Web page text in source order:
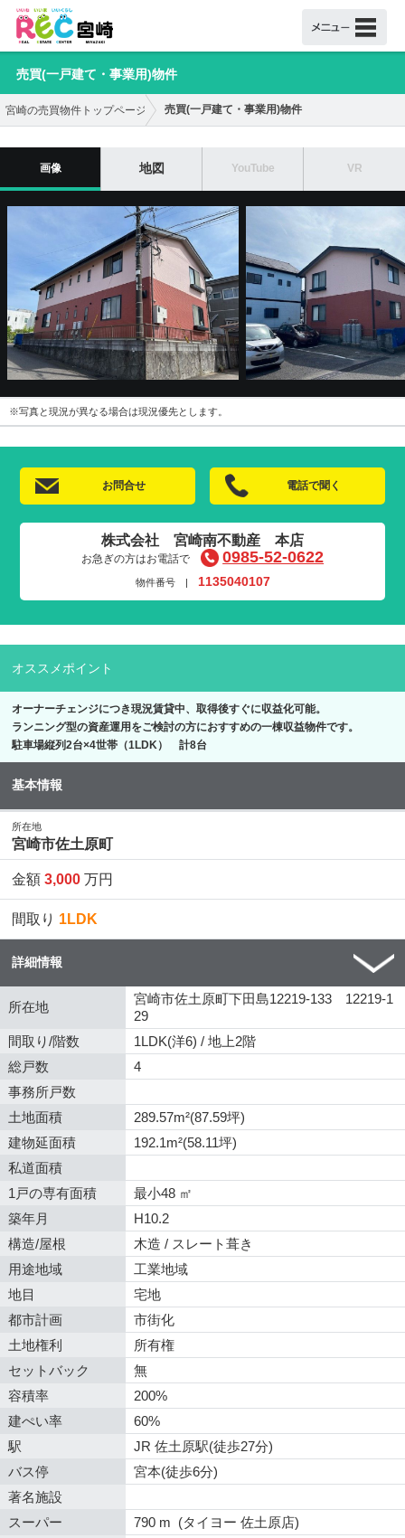
売買(一戸建て・事業用)物件
宮崎の売買物件トップページ 売買(一戸建て・事業用)物件
画像 地図 YouTube VR
※写真と現況が異なる場合は現況優先とします。
お問合せ 電話で聞く
株式会社 宮崎南不動産 本店
お急ぎの方はお電話で 0985-52-0622
物件番号 | 1135040107
オススメポイント
オーナーチェンジにつき現況賃貸中、取得後すぐに収益化可能。
ランニング型の資産運用をご検討の方におすすめの一棟収益物件です。
駐車場縦列2台×4世帯（1LDK） 計8台
基本情報
所在地
宮崎市佐土原町
金額3,000 万円
間取り 1LDK
詳細情報
所在地
宮崎市佐土原町下田島12219-133 12219-1
29
間取り/階数
1LDK(洋6) / 地上2階
総戸数
4
事務所戸数
土地面積
289.57m²(87.59坪)
建物延面積
192.1m²(58.11坪)
私道面積
1戸の専有面積
最小48 ㎡
築年月
H10.2
構造/屋根
木造 / スレート葺き
用途地域
工業地域
地目
宅地
都市計画
市街化
土地権利
所有権
セットバック
無
容積率
200%
建ぺい率
60%
駅
JR 佐土原駅(徒歩27分)
バス停
宮本(徒歩6分)
著名施設
スーパー
790 m (タイヨー 佐土原店)